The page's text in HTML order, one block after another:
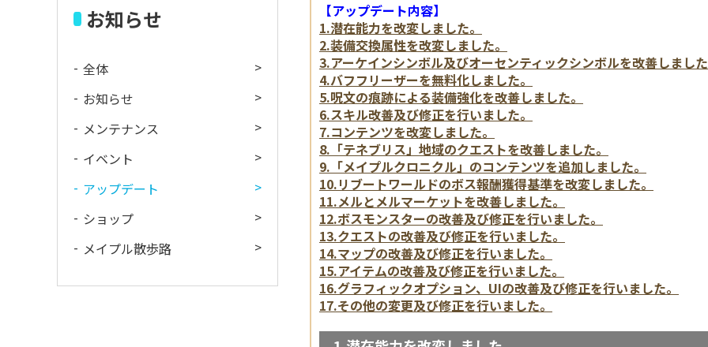
【アップデート内容】
1.潜在能力を改変しました。
2.装備交換属性を改変しました。
3.アーケインシンボル及びオーセンティックシンボルを改善しまし
4.バフフリーザーを無料化しました。
5.呪文の痕跡による装備強化を改善しました。
6.スキル改善及び修正を行いました。
7.コンテンツを改変しました。
8.「テネブリス」地域のクエストを改善しました。
9.「メイプルクロニクル」のコンテンツを追加しました。
10.リブートワールドのボス報酬獲得基準を改変しました。
11.メルとメルマーケットを改善しました。
12.ボスモンスターの改善及び修正を行いました。
13.クエストの改善及び修正を行いました。
14.マップの改善及び修正を行いました。
15.アイテムの改善及び修正を行いました。
16.グラフィックオプション、UIの改善及び修正を行いました。
17.その他の変更及び修正を行いました。
お知らせ
全体
お知らせ
メンテナンス
イベント
アップデート
ショップ
メイプル散歩路